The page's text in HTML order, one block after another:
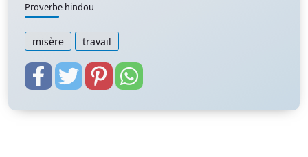
Proverbe hindou
misère travail